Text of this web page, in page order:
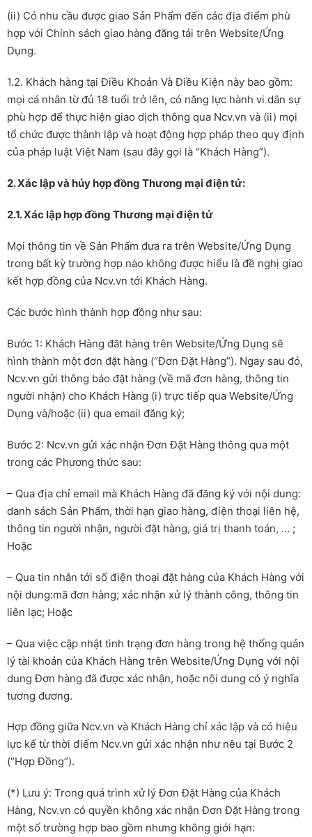
(ii) Có nhu cầu được giao Sản Phẩm đến các địa điểm phù
hợp với Chính sách giao hàng đăng tải trên Website/Ứng
Dụng.
1.2. Khách hàng tại Điều Khoản Và Điều Kiện này bao gồm:
mọi cá nhân từ đủ 18 tuổi trở lên, có năng lực hành vi dân sự
phù hợp để thực hiện giao dịch thông qua Ncv.vn và (ii) mọi
tổ chức được thành lập và hoạt động hợp pháp theo quy định
của pháp luật Việt Nam (sau đây gọi là “Khách Hàng”).
2. Xác lập và hủy hợp đồng Thương mại điện tử:
2.1. Xác lập hợp đồng Thương mại điện tử
Mọi thông tin về Sản Phẩm đưa ra trên Website/Ứng Dụng
trong bất kỳ trường hợp nào không được hiểu là đề nghị giao
kết hợp đồng của Ncv.vn tới Khách Hàng.
Các bước hình thành hợp đồng như sau:
Bước 1: Khách Hàng đăt hàng trên Website/Ứng Dụng sẽ
hình thành một đơn đặt hàng (“Đơn Đặt Hàng”). Ngay sau đó,
Ncv.vn gửi thông báo đặt hàng (về mã đơn hàng, thông tin
người nhận) cho Khách Hàng (i) trực tiếp qua Website/Ứng
Dụng và/hoặc (ii) qua email đăng ký;
Bước 2: Ncv.vn gửi xác nhận Đơn Đặt Hàng thông qua một
trong các Phương thức sau:
– Qua địa chỉ email mà Khách Hàng đã đăng ký với nội dung:
danh sách Sản Phẩm, thời hạn giao hàng, điện thoại liên hệ,
thông tin người nhận, người đặt hàng, giá trị thanh toán, … ;
Hoặc
– Qua tin nhắn tới số điện thoại đặt hàng của Khách Hàng với
nội dung:mã đơn hàng; xác nhận xử lý thành công, thông tin
liên lạc; Hoặc
– Qua việc cập nhật tình trạng đơn hàng trong hệ thống quản
lý tài khoản của Khách Hàng trên Website/Ứng Dụng với nội
dung Đơn hàng đã được xác nhận, hoặc nội dung có ý nghĩa
tương đương.
Hợp đồng giữa Ncv.vn và Khách Hàng chỉ xác lập và có hiệu
lực kể từ thời điểm Ncv.vn gửi xác nhận như nêu tại Bước 2
(“Hợp Đồng”).
(*) Lưu ý: Trong quá trình xử lý Đơn Đặt Hàng của Khách
Hàng, Ncv.vn có quyền không xác nhận Đơn Đặt Hàng trong
một số trường hợp bao gồm nhưng không giới hạn: